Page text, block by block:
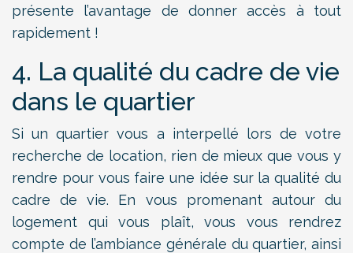
présente l’avantage de donner accès à tout
rapidement !
4. La qualité du cadre de vie
dans le quartier
Si un quartier vous a interpellé lors de votre
recherche de location, rien de mieux que vous y
rendre pour vous faire une idée sur la qualité du
cadre de vie. En vous promenant autour du
logement qui vous plaît, vous vous rendrez
compte de l’ambiance générale du quartier, ainsi